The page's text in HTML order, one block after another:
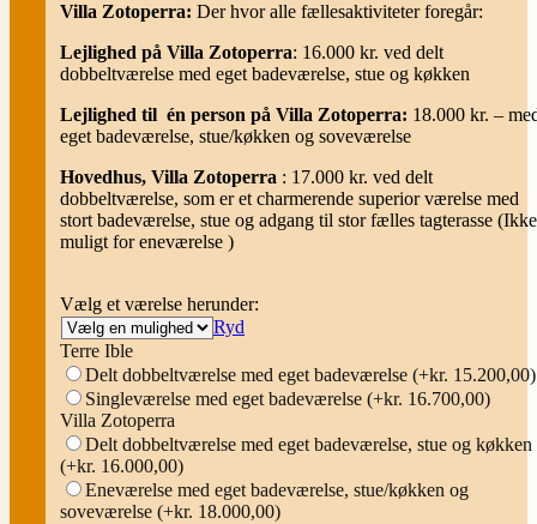
Villa Zotoperra: Der hvor alle fællesaktiviteter foregår:
Lejlighed på Villa Zotoperra: 16.000 kr. ved delt
dobbeltværelse med eget badeværelse, stue og køkken
Lejlighed til én person på Villa Zotoperra: 18.000 kr. –
eget badeværelse, stue/køkken og soveværelse
Hovedhus, Villa Zotoperra : 17.000 kr. ved delt
dobbeltværelse, som er et charmerende superior værelse med
stort badeværelse, stue og adgang til stor fælles tagterasse (Ikke
muligt for eneværelse )
Vælg et værelse herunder:
Ryd
Terre Ible
Delt dobbeltværelse med eget badeværelse (+kr. 15.200,00)
Singleværelse med eget badeværelse (+kr. 16.700,00)
Villa Zotoperra
Delt dobbeltværelse med eget badeværelse, stue og køkken
(+kr. 16.000,00)
Eneværelse med eget badeværelse, stue/køkken og
soveværelse (+kr. 18.000,00)